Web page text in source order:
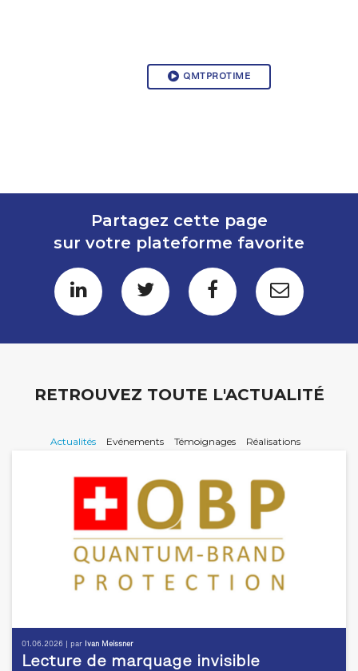
QMTPROTIME
Partagez cette page
sur votre plateforme favorite
RETROUVEZ TOUTE L'ACTUALITÉ
Actualités Evénements Témoignages Réalisations
01.06.2026 | par Ivan Meissner
Lecture de marquage invisible